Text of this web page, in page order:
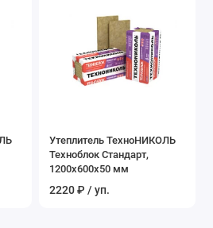
Утеплитель ТехноНИКОЛЬ
Техноблок Стандарт,
1200х600х50 мм
2220 ₽ / уп.